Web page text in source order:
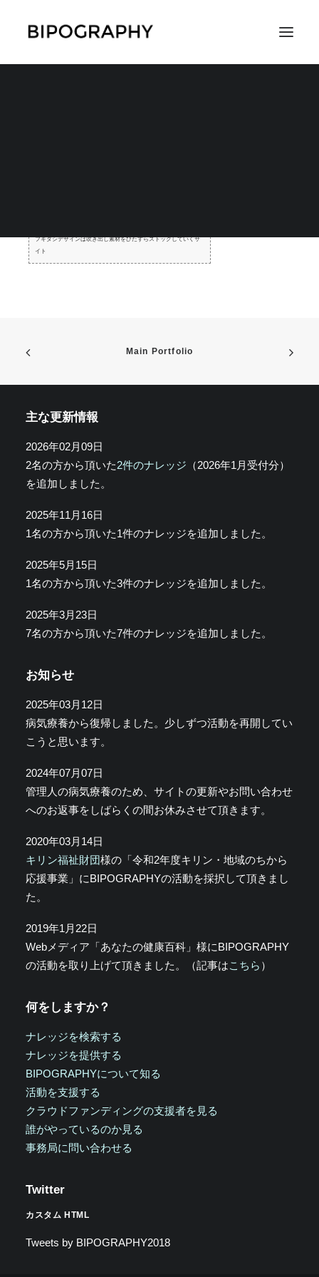
フキダシデザインは吹き出し素材をひたすらストックしていくサ
イト
Main Portfolio
主な更新情報
2026年02月09日
2名の方から頂いた2件のナレッジ （2026年1月受付分）
を追加しました。
2025年11月16日
1名の方から頂いた1件のナレッジを追加しました。
2025年5月15日
1名の方から頂いた3件のナレッジを追加しました。
2025年3月23日
7名の方から頂いた7件のナレッジを追加しました。
お知らせ
2025年03月12日
病気療養から復帰しました。少しずつ活動を再開してい
こうと思います。
2024年07月07日
管理人の病気療養のため、サイトの更新やお問い合わせ
へのお返事をしばらくの間お休みさせて頂きます。
2020年03月14日
キリン福祉財団様の「令和2年度キリン・地域のちから
応援事業」にBIPOGRAPHYの活動を採択して頂きまし
た。
2019年1月22日
Webメディア「あなたの健康百科」様にBIPOGRAPHY
の活動を取り上げて頂きました。（記事はこちら ）
何をしますか？
ナレッジを検索する
ナレッジを提供する
BIPOGRAPHYについて知る
活動を支援する
クラウドファンディングの支援者を見る
誰がやっているのか見る
事務局に問い合わせる
Twitter
カスタム HTML
Tweets by BIPOGRAPHY2018